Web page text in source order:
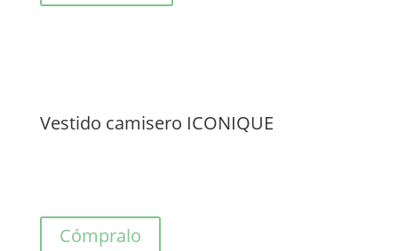
Vestido camisero ICONIQUE
Cómpralo